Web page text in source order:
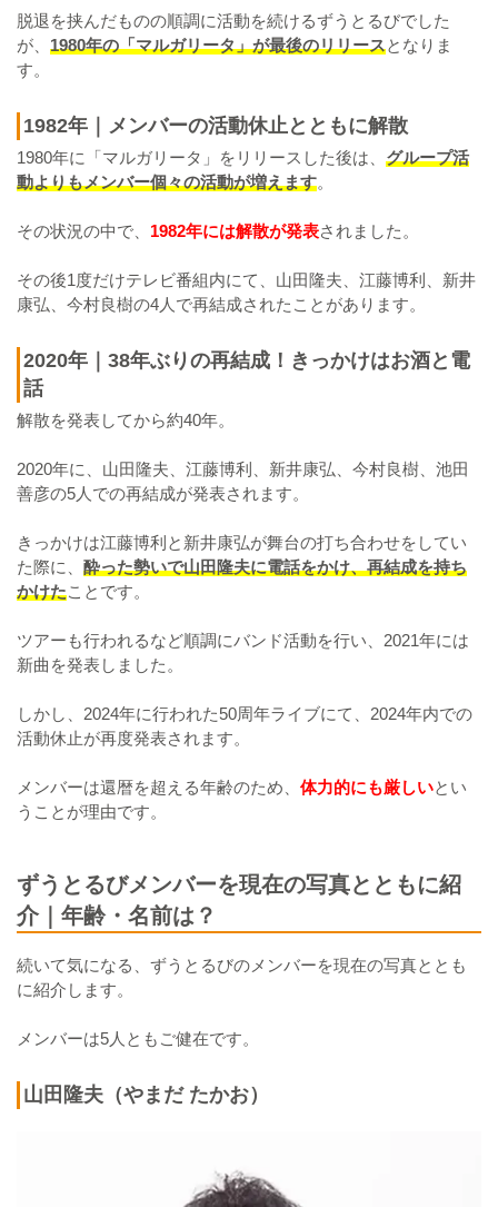
脱退を挟んだものの順調に活動を続けるずうとるびでした
が、 1980年の「マルガリータ」が最後のリリースとなりま
す。
1982年｜メンバーの活動休止とともに解散
1980年に「マルガリータ」をリリースした後は、 グループ活
動よりもメンバー個々の活動が増えます。
その状況の中で、 1982年には解散が発表されました。
その後1度だけテレビ番組内にて、山田隆夫、江藤博利、新井
康弘、今村良樹の4人で再結成されたことがあります。
2020年｜38年ぶりの再結成！きっかけはお酒と電
話
解散を発表してから約40年。
2020年に、山田隆夫、江藤博利、新井康弘、今村良樹、池田
善彦の5人での再結成が発表されます。
きっかけは江藤博利と新井康弘が舞台の打ち合わせをしてい
た際に、 酔った勢いで山田隆夫に電話をかけ、再結成を持ち
かけたことです。
ツアーも行われるなど順調にバンド活動を行い、2021年には
新曲を発表しました。
しかし、2024年に行われた50周年ライブにて、2024年内での
活動休止が再度発表されます。
メンバーは還暦を超える年齢のため、 体力的にも厳しいとい
うことが理由です。
ずうとるびメンバーを現在の写真とともに紹
介｜年齢・名前は？
続いて気になる、ずうとるびのメンバーを現在の写真ととも
に紹介します。
メンバーは5人ともご健在です。
山田隆夫（やまだ たかお）